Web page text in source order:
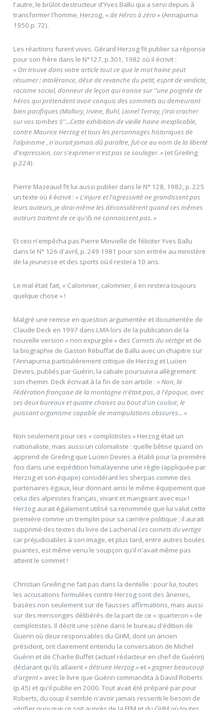
l'autre, le brûlot destructeur d'Yves Ballu qui a servi depuis à
transformer l'homme, Herzog, «de Héros à zéro » (Annapurna
1950 p. 72).
Les réactions furent vives. Gérard Herzog fit publier sa réponse
pour son frère dans le N°127, p.301, 1982 où il écrivit :
« On trouve dans votre article tout ce que le mot haine peut
résumer : intolérance, désir de revanche du petit, esprit de vindicte,
racisme social, donneur de leçon qui ironise sur ''une poignée de
héros qui prétendent avoir conquis des sommets au demeurant
bien pacifiques (Mallory, Irvine, Buhl, Lionel Terray, j'irai cracher
sur vos tombes !)''...Cette exhibition de vieille haine inexplicable,
contre Maurice Herzog et tous les personnages historiques de
l'alpinisme , n'aurait jamais dû paraître, fut-ce au nom de la liberté
d'expression, car s'exprimer n'est pas se soulager. »(et Greiling
p.224).
Pierre Mazeaud fit lui aussi publier dans le N° 128, 1982, p. 225
un texte où il écrivit : « L'injure et l'agressivité ne grandissent pas
leurs auteurs, je dirai même les déconsidèrent quand ces mêmes
auteurs traitent de ce qu'ils ne connaissent pas. »
Et ceci n'empêcha pas Pierre Minvielle de féliciter Yves Ballu
dans le N° 126 d'avril, p. 249 1981 pour son entrée au ministère
de la jeunesse et des sports où il restera 10 ans.
Le mal était fait, « Calomnier, calomnier, il en restera toujours
quelque chose » !
Malgré une remise en question argumentée et documentée de
Claude Deck en 1997 dans LMA lors de la publication de la
nouvelle version « non expurgée » des Carnets du vertige et de
la biographie de Gaston Rébuffat de Ballu avec un chapitre sur
l'Annapurna particulièrement critique de Herzog et Lucien
Devies, publiés par Guérin, la cabale poursuivra allègrement
son chemin. Deck écrivait à la fin de son article : « Non, la
Fédération française de la montagne n'était pas, à l'époque, avec
ses deux bureaux et quatre chaises au bout d'un couloir, le
puissant organisme capable de manipulations obscures... »
Non seulement pour ces « complotistes » Herzog était un
nationaliste, mais aussi un colonialiste : quelle bêtise quand on
apprend de Greiling que Lucien Devies a établi pour la première
fois dans une expédition himalayenne une règle (appliquée par
Herzog et son équipe) considérant les sherpas comme des
partenaires égaux, leur donnant ainsi le même équipement que
celui des alpinistes français, vivant et mangeant avec eux !
Herzog aurait également utilisé sa renommée que lui valut cette
première comme un tremplin pour sa carrière politique ; il aurait
supprimé des textes du livre de Lachenal Les carnets du vertige
car préjudiciables à son image, et plus tard, entre autres boules
puantes, est même venu le soupçon qu'il n'avait même pas
atteint le sommet !
Christian Greiling ne fait pas dans la dentelle : pour lui, toutes
les accusations formulées contre Herzog sont des âneries,
basées non seulement sur de fausses affirmations, mais aussi
sur des mensonges délibérés de la part de ce « quarteron » de
complotistes. Il décrit une scène dans le bureau d'édition de
Guerin où deux responsables du GHM, dont un ancien
président, ont clairement entendu la conversation de Michel
Guérin et de Charlie Buffet (actuel rédacteur en chef de Guérin)
déclarant qu'ils allaient« détruire Herzog »et« gagner beaucoup
d'argent »avec le livre que Guérin commandita à David Roberts
(p.45) et qu'il publie en 2000. Tout avait été préparé par pour
Roberts, du coup il semble n'avoir jamais ressenti le besoin de